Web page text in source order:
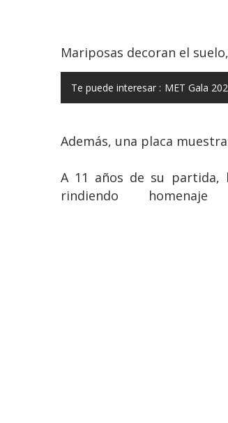
Mariposas decoran el
Te puede interesar : MET Gala
Además, una placa
A 11 años de su partida,
rindiendo